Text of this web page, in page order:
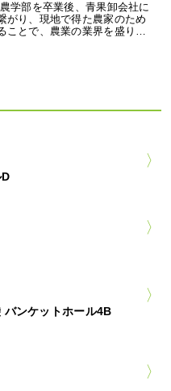
学部を卒業後、青果卸会社に
がり、現地で得た農家のため
ことで、農業の業界を盛り…
ンケットホール4B